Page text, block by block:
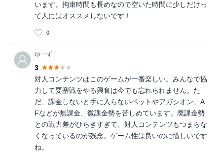
います。拘束時間も長めなので空いた時間に少しだけっ
て人にはオススメしないです！
0
ゆーず
3
対人コンテンツはこのゲームが一番楽しい。みんなで協
力して要塞戦をやる興奮は今でも忘れられません。た
だ、課金しないと手に入らないペットやアガシオン、A
Fなどが無課金、微課金勢を苦しめています。廃課金勢
との戦力差がひらきすぎて、対人コンテンツもつまらな
くなっているのが残念。ゲーム性は良いのに惜しいです
ね。